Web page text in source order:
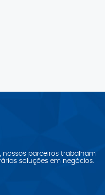
nossos parceiros trabalham
soluções em negócios.